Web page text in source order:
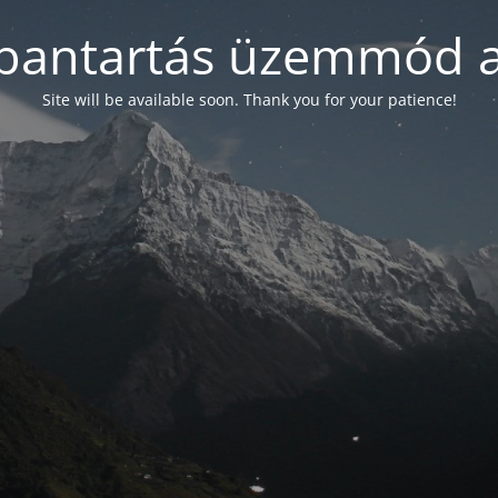
üzemmód
Site will be available soon. Thank you for your patience!